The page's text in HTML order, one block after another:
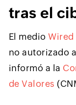
tras el
El medioWired
no autorizado
informó a la
de Valores